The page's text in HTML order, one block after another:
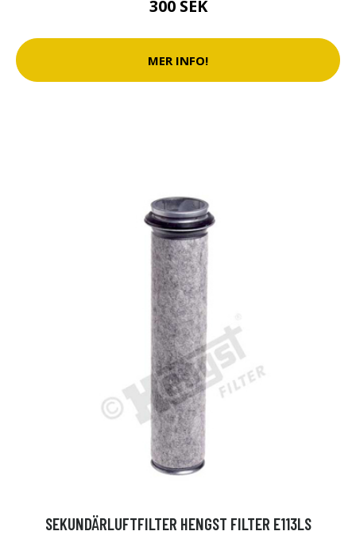
300 SEK
MER INFO!
SEKUNDÄRLUFTFILTER HENGST FILTER E113LS